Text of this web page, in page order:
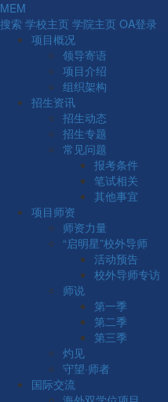
MEM
搜索 学校主页 学院主页 OA登录
项目概况
领导寄语
项目介绍
组织架构
招生资讯
招生动态
招生专题
常见问题
报考条件
笔试相关
其他事宜
项目师资
师资力量
“启明星”校外导师
活动预告
校外导师专访
师说
第一季
第二季
第三季
灼见
守望·师者
国际交流
招生资讯
招生资讯 招生动态
招生动态
关于公布2026
工业工程与管理
刘福华